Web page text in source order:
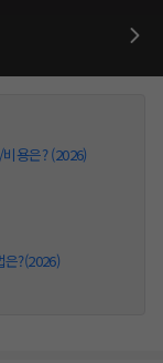
용은? (2026)
?(2026)